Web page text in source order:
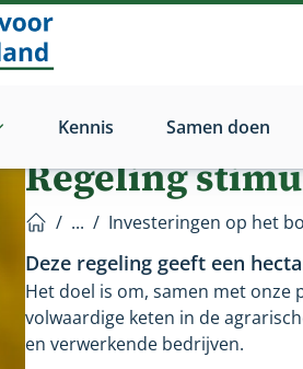
Kennis Samen doen
Regeling
/ ... / Investeringen op het
Deze regeling geeft een
Het doel is om, samen met
volwaardige keten in de
en verwerkende bedrijven.